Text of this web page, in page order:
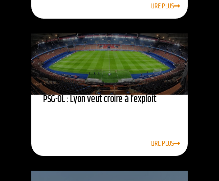
LIRE PLUS
PSG-OL : Lyon veut croire à l’exploit
LIRE PLUS